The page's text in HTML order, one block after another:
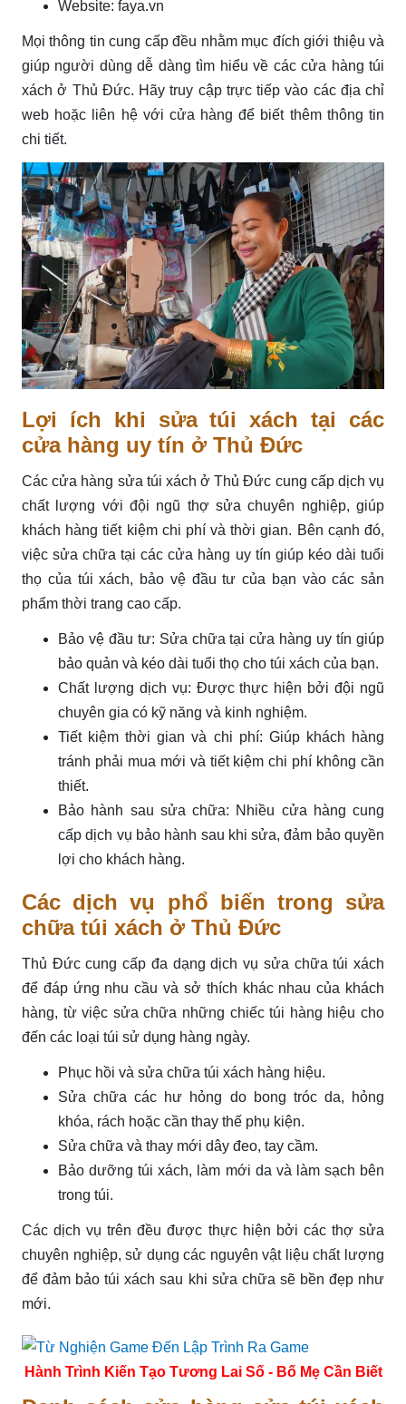
Website: faya.vn
Mọi thông tin cung cấp đều nhằm mục đích giới thiệu và
giúp người dùng dễ dàng tìm hiểu về các cửa hàng túi
xách ở Thủ Đức. Hãy truy cập trực tiếp vào các địa chỉ
web hoặc liên hệ với cửa hàng để biết thêm thông tin
chi tiết.
Lợi ích khi sửa túi xách tại các
cửa hàng uy tín ở Thủ Đức
Các cửa hàng sửa túi xách ở Thủ Đức cung cấp dịch vụ
chất lượng với đội ngũ thợ sửa chuyên nghiệp, giúp
khách hàng tiết kiệm chi phí và thời gian. Bên cạnh đó,
việc sửa chữa tại các cửa hàng uy tín giúp kéo dài tuổi
thọ của túi xách, bảo vệ đầu tư của bạn vào các sản
phẩm thời trang cao cấp.
Bảo vệ đầu tư: Sửa chữa tại cửa hàng uy tín giúp
bảo quản và kéo dài tuổi thọ cho túi xách của bạn.
Chất lượng dịch vụ: Được thực hiện bởi đội ngũ
chuyên gia có kỹ năng và kinh nghiệm.
Tiết kiệm thời gian và chi phí: Giúp khách hàng
tránh phải mua mới và tiết kiệm chi phí không cần
thiết.
Bảo hành sau sửa chữa: Nhiều cửa hàng cung
cấp dịch vụ bảo hành sau khi sửa, đảm bảo quyền
lợi cho khách hàng.
Các dịch vụ phổ biến trong sửa
chữa túi xách ở Thủ Đức
Thủ Đức cung cấp đa dạng dịch vụ sửa chữa túi xách
để đáp ứng nhu cầu và sở thích khác nhau của khách
hàng, từ việc sửa chữa những chiếc túi hàng hiệu cho
đến các loại túi sử dụng hàng ngày.
Phục hồi và sửa chữa túi xách hàng hiệu.
Sửa chữa các hư hỏng do bong tróc da, hỏng
khóa, rách hoặc cần thay thế phụ kiện.
Sửa chữa và thay mới dây đeo, tay cầm.
Bảo dưỡng túi xách, làm mới da và làm sạch bên
trong túi.
Các dịch vụ trên đều được thực hiện bởi các thợ sửa
chuyên nghiệp, sử dụng các nguyên vật liệu chất lượng
để đảm bảo túi xách sau khi sửa chữa sẽ bền đẹp như
mới.
Hành Trình Kiến Tạo Tương Lai Số - Bố Mẹ Cần Biết